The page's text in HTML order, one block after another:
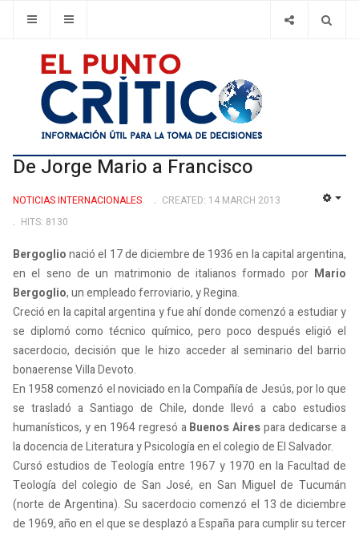
De Jorge Mario a Francisco
NOTICIAS INTERNACIONALES
CREATED: 14 MARCH 2013
HITS: 8130
Bergoglionació el 17 de diciembre de 1936 en la capital argentina,
en el seno de un matrimonio de italianos formado por Mario
Bergoglio, un empleado ferroviario, y Regina.
Creció en la capital argentina y fue ahí donde comenzó a estudiar y
se diplomó como técnico químico, pero poco después eligió el
sacerdocio, decisión que le hizo acceder al seminario del barrio
bonaerense Villa Devoto.
En 1958 comenzó el noviciado en la Compañía de Jesús, por lo que
se trasladó a Santiago de Chile, donde llevó a cabo estudios
humanísticos, y en 1964 regresó aBuenos Airespara dedicarse a
la docencia de Literatura y Psicología en el colegio de El Salvador.
Cursó estudios de Teología entre 1967 y 1970 en la Facultad de
Teología del colegio de San José, en San Miguel de Tucumán
(norte de Argentina). Su sacerdocio comenzó el 13 de diciembre
de 1969, año en el que se desplazó a España para cumplir su tercer